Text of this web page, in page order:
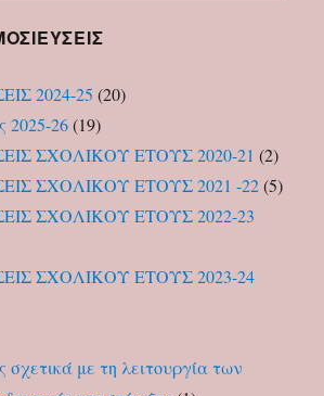
2024-25 (20)
2025-26(19)
ΣΧΟΛΙΚΟΥ ΕΤΟΥΣ 2020-21 (2)
ΣΧΟΛΙΚΟΥ ΕΤΟΥΣ 2021 -22(5)
ΣΧΟΛΙΚΟΥ ΕΤΟΥΣ 2022-23
ΣΧΟΛΙΚΟΥ ΕΤΟΥΣ 2023-24
σχετικά με τη λειτουργία των